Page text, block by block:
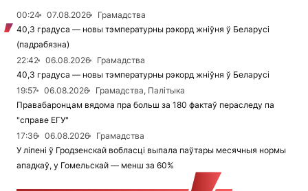
00:24 07.08.2026
Грамадства
40,3 градуса — новы тэмпературны рэкорд жніўня ў Беларусі
(падрабязна)
22:42
06.08.2026
Грамадства
40,3 градуса — новы тэмпературны рэкорд жніўня ў Беларусі
19:57
06.08.2026
Грамадства, Палітыка
Правабаронцам вядома пра больш за 180 фактаў пераследу па
"справе ЕГУ"
17:36
06.08.2026
Грамадства
У ліпені ў Гродзенскай вобласці выпала паўтары месячныя нормы
ападкаў, у Гомельскай — менш за 60%